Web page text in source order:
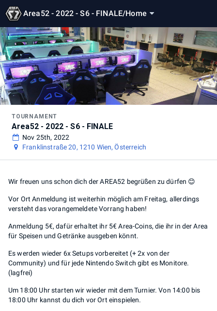
Area52 - 2022 - S6 - FINALE/Home
TOURNAMENT
Area52 - 2022 - S6 - FINALE
Nov 25th, 2022
Franklinstraße 20, 1210 Wien, Österreich
Wir freuen uns schon dich der AREA52 begrüßen zu dürfen 😊
Vor Ort Anmeldung ist weiterhin möglich am Freitag, allerdings
versteht das vorangemeldete Vorrang haben!
Anmeldung 5€, dafür erhaltet ihr 5€ Area-Coins, die ihr in der Area
für Speisen und Getränke ausgeben könnt.
Es werden wieder 6x Setups vorbereitet (+ 2x von der
Community) und für jede Nintendo Switch gibt es Monitore.
(lagfrei)
Um 18:00 Uhr starten wir wieder mit dem Turnier. Von 14:00 bis
18:00 Uhr kannst du dich vor Ort einspielen.